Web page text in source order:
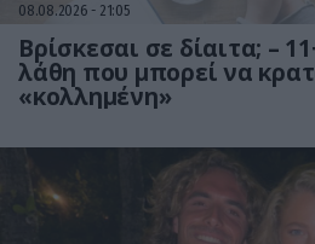
08.08.2026 21:05
Βρίσκεσαι σε δίαιτα; –
λάθη που μπορεί να
«κολλημένη»